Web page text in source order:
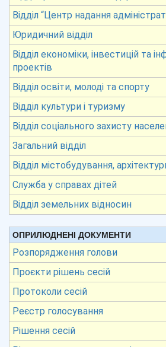
Відділ “Центр надання
Юридичний відділ
Відділ економіки, інвестицій та
проектів
Відділ освіти, молоді та спорту
Відділ культури і туризму
Відділ соціального захисту
Загальний відділ
Відділ містобудування,
Служба у справах дітей
Відділ земельних відносин
ОПРИЛЮДНЕНІ ДОКУМЕНТИ
Розпорядження голови
Проєкти рішень сесій
Протоколи сесій
Реєстр голосування
Рішення сесій